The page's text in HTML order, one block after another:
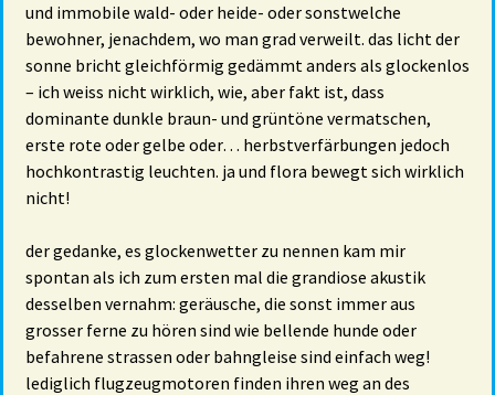
und immobile wald- oder heide- oder sonstwelche
bewohner, jenachdem, wo man grad verweilt. das licht der
sonne bricht gleichförmig gedämmt anders als glockenlos
– ich weiss nicht wirklich, wie, aber fakt ist, dass
dominante dunkle braun- und grüntöne vermatschen,
erste rote oder gelbe oder… herbstverfärbungen jedoch
hochkontrastig leuchten. ja und flora bewegt sich wirklich
nicht!
der gedanke, es glockenwetter zu nennen kam mir
spontan als ich zum ersten mal die grandiose akustik
desselben vernahm: geräusche, die sonst immer aus
grosser ferne zu hören sind wie bellende hunde oder
befahrene strassen oder bahngleise sind einfach weg!
lediglich flugzeugmotoren finden ihren weg an des